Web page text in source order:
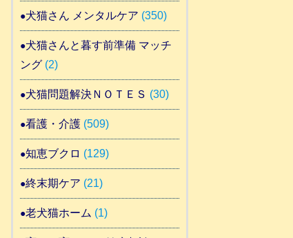
犬猫さん メンタルケア (350)
犬猫さんと暮す前準備 マッチ
ング(2)
犬猫問題解決ＮＯＴＥＳ (30)
看護・介護(509)
知恵ブクロ (129)
終末期ケア (21)
老犬猫ホーム (1)